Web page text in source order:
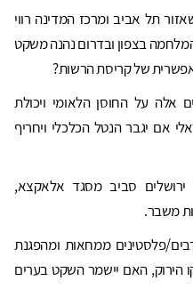
תל אביב ומרכז המדינה רווי
בצפון ובדרום נהנה משקט
של קריסת הרשות?
אלה על החוסן הלאומי ויכולת
אם יגבר הנטל הכלכלי ויחריף
סביב מסגד אלאקצא,
משבר.
פלסטינים ממחאות ומהפגנת
הירוק, האם יישמר השקט בערים